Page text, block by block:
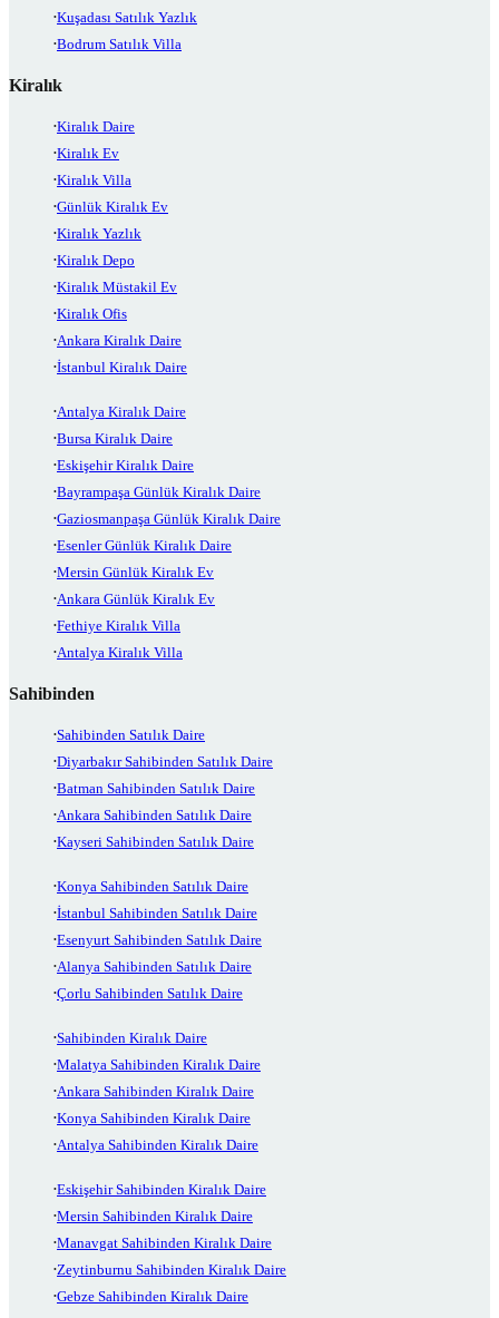
Kuşadası Satılık Yazlık
Bodrum Satılık Villa
Kiralık
Kiralık Daire
Kiralık Ev
Kiralık Villa
Günlük Kiralık Ev
Kiralık Yazlık
Kiralık Depo
Kiralık Müstakil Ev
Kiralık Ofis
Ankara Kiralık Daire
İstanbul Kiralık Daire
Antalya Kiralık Daire
Bursa Kiralık Daire
Eskişehir Kiralık Daire
Bayrampaşa Günlük Kiralık Daire
Gaziosmanpaşa Günlük Kiralık Daire
Esenler Günlük Kiralık Daire
Mersin Günlük Kiralık Ev
Ankara Günlük Kiralık Ev
Fethiye Kiralık Villa
Antalya Kiralık Villa
Sahibinden
Sahibinden Satılık Daire
Diyarbakır Sahibinden Satılık Daire
Batman Sahibinden Satılık Daire
Ankara Sahibinden Satılık Daire
Kayseri Sahibinden Satılık Daire
Konya Sahibinden Satılık Daire
İstanbul Sahibinden Satılık Daire
Esenyurt Sahibinden Satılık Daire
Alanya Sahibinden Satılık Daire
Çorlu Sahibinden Satılık Daire
Sahibinden Kiralık Daire
Malatya Sahibinden Kiralık Daire
Ankara Sahibinden Kiralık Daire
Konya Sahibinden Kiralık Daire
Antalya Sahibinden Kiralık Daire
Eskişehir Sahibinden Kiralık Daire
Mersin Sahibinden Kiralık Daire
Manavgat Sahibinden Kiralık Daire
Zeytinburnu Sahibinden Kiralık Daire
Gebze Sahibinden Kiralık Daire